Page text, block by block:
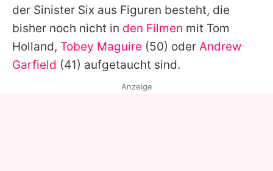
der Sinister Six aus Figuren besteht, die
bisher noch nicht in den Filmen mit Tom
Holland, Tobey Maguire (50) oder Andrew
Garfield (41) aufgetaucht sind.
Anzeige